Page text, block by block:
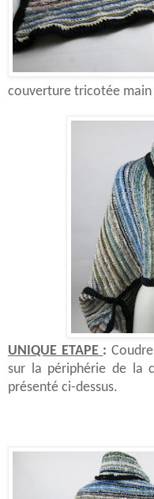
couverture tricotée
UNIQUE ETAPE : Coudre
sur la périphérie de la
présenté ci-dessus.